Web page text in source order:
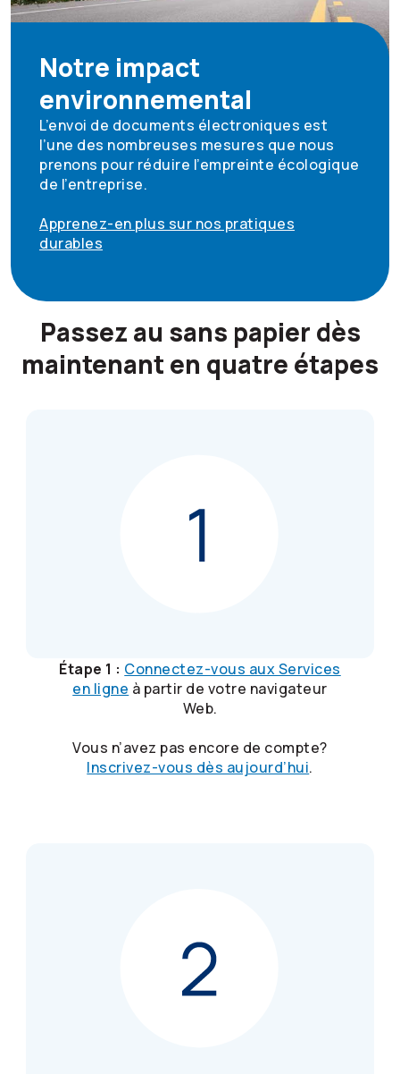
Notre impact
environnemental
L’envoi de documents électroniques est
l’une des nombreuses mesures que nous
prenons pour réduire l’empreinte écologique
de l’entreprise.
Apprenez-en plus sur nos pratiques
durables
Passez au sans papier dès
maintenant en quatre étapes
Étape 1 : Connectez-vous aux Services
en ligne à partir de votre navigateur
Web.
Vous n’avez pas encore de compte?
Inscrivez-vous dès aujourd’hui.